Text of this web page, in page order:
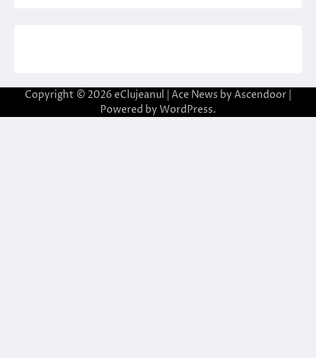
Copyright © 2026 eClujeanul | Ace News by Ascendoor
Powered by WordPress.